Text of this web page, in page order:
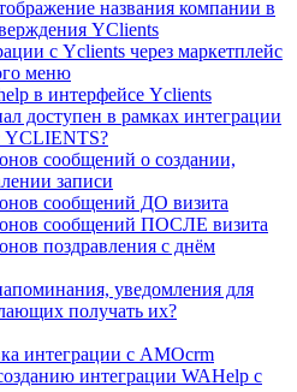
названия компании в
YClients
с Yclients через маркетплейс
меню
в интерфейсе Yclients
доступен в рамках интеграции
YCLIENTS?
сообщений о создании,
записи
сообщений ДО визита
сообщений ПОСЛЕ визита
поздравления с днём
уведомления для
получать их?
интеграции с АМОcrm
интеграции WAHelp c